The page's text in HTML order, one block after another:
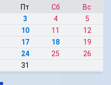
Пт Сб
Вс
3 4
5
10 11
12
17 18
19
24 25
26
31